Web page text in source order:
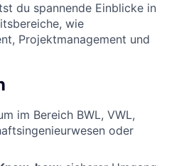
du spannende Einblicke in
wie
Projektmanagement und
im Bereich BWL, VWL,
oder